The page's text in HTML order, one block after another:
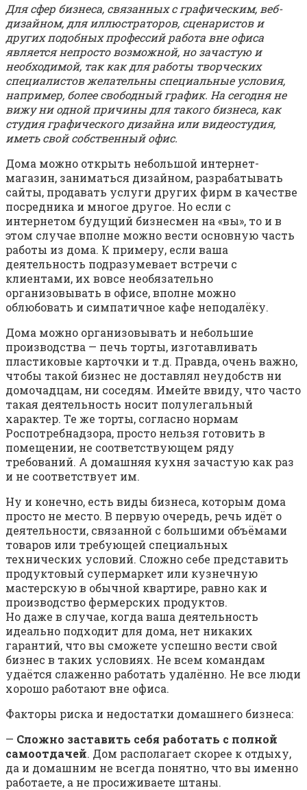
Для сфер бизнеса, связанных с графическим, веб-
дизайном, для иллюстраторов, сценаристов и
других подобных профессий работа вне офиса
является непросто возможной, но зачастую и
необходимой, так как для работы творческих
специалистов желательны специальные условия,
например, более свободный график. На сегодня не
вижу ни одной причины для такого бизнеса, как
студия графического дизайна или видеостудия,
иметь свой собственный офис.
Дома можно открыть небольшой интернет-
магазин, заниматься дизайном, разрабатывать
сайты, продавать услуги других фирм в качестве
посредника и многое другое. Но если с
интернетом будущий бизнесмен на «вы», то и в
этом случае вполне можно вести основную часть
работы из дома. К примеру, если ваша
деятельность подразумевает встречи с
клиентами, их вовсе необязательно
организовывать в офисе, вполне можно
облюбовать и симпатичное кафе неподалёку.
Дома можно организовывать и небольшие
производства — печь торты, изготавливать
пластиковые карточки и т.д. Правда, очень важно,
чтобы такой бизнес не доставлял неудобств ни
домочадцам, ни соседям. Имейте ввиду, что часто
такая деятельность носит полулегальный
характер. Те же торты, согласно нормам
Роспотребнадзора, просто нельзя готовить в
помещении, не соответствующем ряду
требований. А домашняя кухня зачастую как раз
и не соответствует им.
Ну и конечно, есть виды бизнеса, которым дома
просто не место. В первую очередь, речь идёт о
деятельности, связанной с большими объёмами
товаров или требующей специальных
технических условий. Сложно себе представить
продуктовый супермаркет или кузнечную
мастерскую в обычной квартире, равно как и
производство фермерских продуктов.
Но даже в случае, когда ваша деятельность
идеально подходит для дома, нет никаких
гарантий, что вы сможете успешно вести свой
бизнес в таких условиях. Не всем командам
удаётся слаженно работать удалённо. Не все люди
хорошо работают вне офиса.
Факторы риска и недостатки домашнего бизнеса:
— Сложно заставить себя работать с полной
самоотдачей. Дом располагает скорее к отдыху,
да и домашним не всегда понятно, что вы именно
работаете, а не просиживаете штаны.